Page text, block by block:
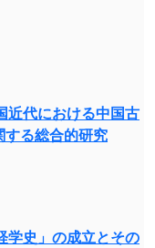
代における中国古
る総合的研究
史」の成立とその